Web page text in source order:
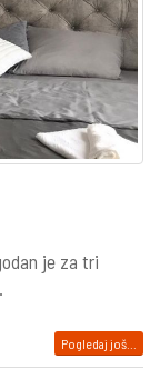
je za tri
Pogledaj još...